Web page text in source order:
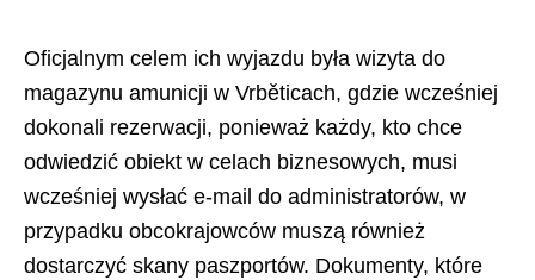
Oficjalnym celem ich wyjazdu była wizyta do
magazynu amunicji w Vrběticach, gdzie wcześniej
dokonali rezerwacji, ponieważ każdy, kto chce
odwiedzić obiekt w celach biznesowych, musi
wcześniej wysłać e-mail do administratorów, w
przypadku obcokrajowców muszą również
dostarczyć skany paszportów. Dokumenty, które